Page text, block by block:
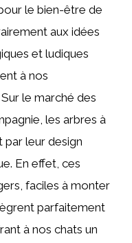
le bien-être de
aux idées
et ludiques
à nos
le marché des
les arbres à
par leur design
En effet, ces
faciles à monter
parfaitement
à nos chats un